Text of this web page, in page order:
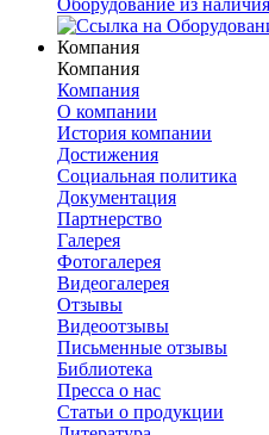
Оборудование из
Компания
Компания
Компания
О компании
История компании
Достижения
Социальная политика
Документация
Партнерство
Галерея
Фотогалерея
Видеогалерея
Отзывы
Видеоотзывы
Письменные отзывы
Библиотека
Пресса о нас
Статьи о продукции